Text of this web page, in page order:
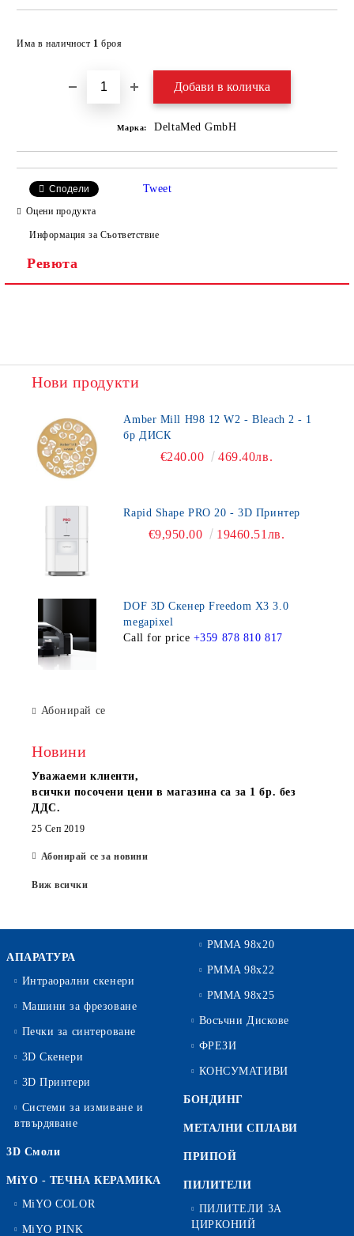
Има в наличност 1 броя
Марка: DeltaMed GmbH
Сподели Tweet
Оцени продукта
Информация за Съответствие
Ревюта
Нови продукти
Amber Mill H98 12 W2 - Bleach 2 - 1
бр ДИСК
€240.00 469.40лв.
Rapid Shape PRO 20 - 3D Принтер
€9,950.00 19460.51лв.
DOF 3D Скенер Freedom X3 3.0
megapixel
Call for price +359 878 810 817
Абонирай се
Новини
Уважаеми клиенти,
всички посочени цени в магазина са за 1 бр. без
ДДС.
25 Сеп 2019
Абонирай се за новини
Виж всички
АПАРАТУРА
Интраорални скенери
Машини за фрезоване
Печки за синтероване
3D Скенери
3D Принтери
Системи за измиване и
втвърдяване
3D Смоли
MiYO - ТЕЧНА КЕРАМИКА
MiYO COLOR
MiYO PINK
PMMA 98x20
PMMA 98x22
PMMA 98x25
Восъчни Дискове
ФРЕЗИ
КОНСУМАТИВИ
БОНДИНГ
МЕТАЛНИ СПЛАВИ
ПРИПОЙ
ПИЛИТЕЛИ
ПИЛИТЕЛИ ЗА
ЦИРКОНИЙ